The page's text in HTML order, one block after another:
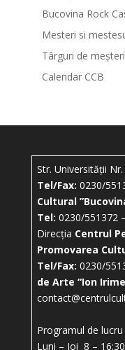
Bucovina Rock
Mesteri si
Târguri de
Calendar CCB
Str. Universității
Tel/Fax: 0230/
Cultural
Tel: 0230/551372
Direcția Centrul
Promovarea
Tel/Fax: 0230/
de Arte “Ion
Programul de lucru
Luni – Joi 8 – 16:30